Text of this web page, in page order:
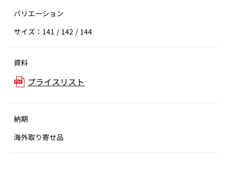
バリエーション
サイズ：141 / 142 / 144
資料
プライスリスト
納期
海外取り寄せ品